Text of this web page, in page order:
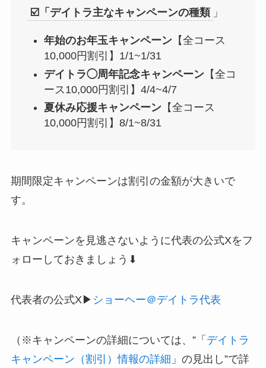
☑️「デイトラ主なキャンペーンの種類 」
年始のお年玉キャンペーン 【全コース
10,000円割引】1/1~1/31
デイトラ◯周年記念キャンペーン 【全コ
ース10,000円割引】4/4~4/7
夏休み応援キャンペーン 【全コース
10,000円割引】8/1~8/31
期間限定キャンペーンは割引の金額が大きいで
す。
キャンペーンを見逃さないように代表の公式Xをフ
ォローしておきましょう⬇︎
代表者の公式X▶︎ ショーヘー＠デイトラ代表
（※キャンペーンの詳細については、”「 デイトラ
キャンペーン（割引）情報の詳細 」の見出し”で詳